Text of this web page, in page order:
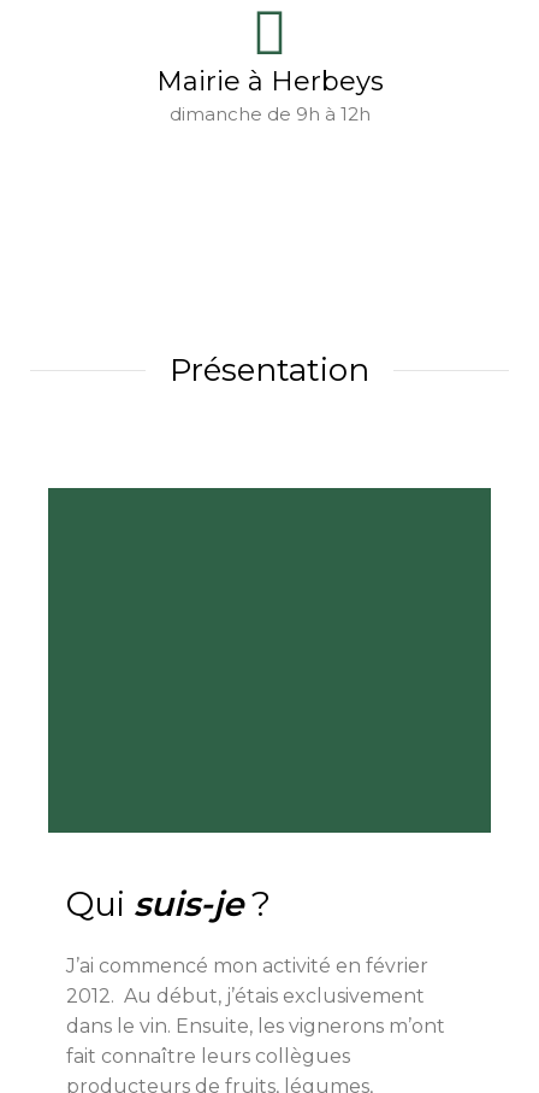
Mairie à Herbeys
dimanche de 9h à 12h
Présentation
Qui suis-je?
J’ai commencé mon activité en février
2012. Au début, j’étais exclusivement
dans le vin. Ensuite, les vignerons m’ont
fait connaître leurs collègues
producteurs de fruits, légumes,